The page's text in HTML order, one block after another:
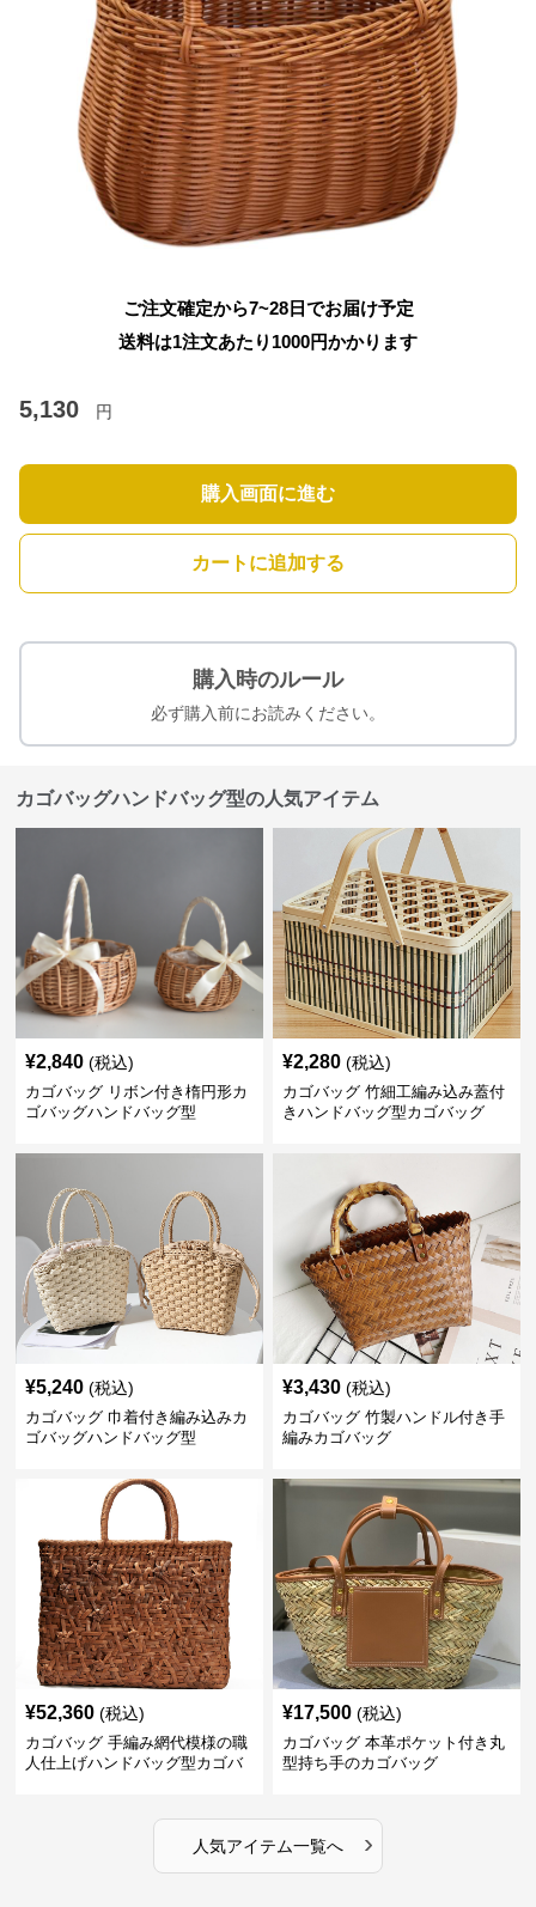
ご注文確定から7~28日でお届け予定
送料は1注文あたり 1000円かかります
5,130 円
購入画面に進む
カートに追加する
購入時のルール
必ず購入前にお読みください。
カゴバッグハンドバッグ型の人気アイテム
¥2,840 (税込)
カゴバッグ リボン付き楕円形カ
ゴバッグハンドバッグ型
¥2,280 (税込)
カゴバッグ 竹細工編み込み蓋付
きハンドバッグ型カゴバッグ
¥5,240 (税込)
カゴバッグ 巾着付き編み込みカ
ゴバッグハンドバッグ型
¥3,430 (税込)
カゴバッグ 竹製ハンドル付き手
編みカゴバッグ
¥52,360 (税込)
カゴバッグ 手編み網代模様の職
人仕上げハンドバッグ型カゴバ
¥17,500 (税込)
カゴバッグ 本革ポケット付き丸
型持ち手のカゴバッグ
人気アイテム一覧へ ›